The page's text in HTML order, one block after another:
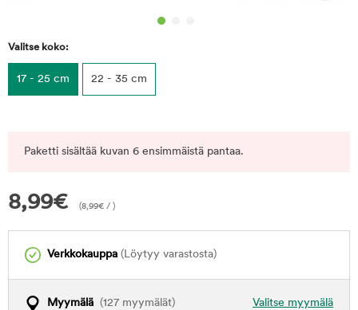
Valitse koko:
17 - 25 cm 22 - 35 cm
Paketti sisältää kuvan 6 ensimmäistä pantaa.
8,99€ (8,99€ / )
Verkkokauppa (Löytyy varastosta)
Valitse myymälä
Myymälä (127 myymälät)